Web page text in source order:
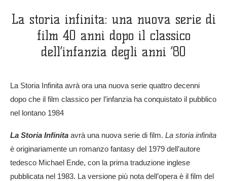
La storia infinita: una nuova serie di
film 40 anni dopo il classico
dell’infanzia degli anni ’80
La Storia Infinita avrà ora una nuova serie quattro decenni
dopo che il film classico per l’infanzia ha conquistato il pubblico
nel lontano 1984
La Storia Infinita avrà una nuova serie di film. La storia infinita
è originariamente un romanzo fantasy del 1979 dell’autore
tedesco Michael Ende, con la prima traduzione inglese
pubblicata nel 1983. La versione più nota dell’opera è il film del